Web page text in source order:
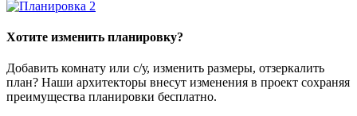
Хотите изменить планировку?
Добавить комнату или с/у, изменить размеры, отзеркалить
план? Наши архитекторы внесут изменения в проект сохраняя
преимущества планировки бесплатно.